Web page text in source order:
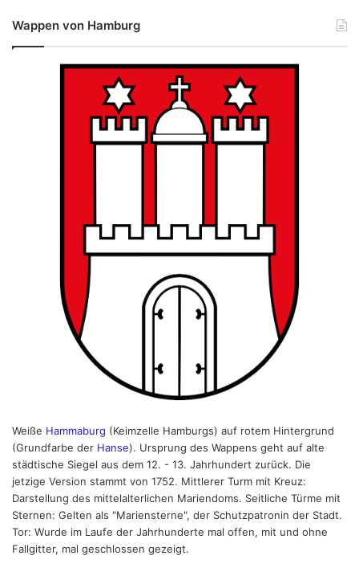
Wappen von Hamburg
Weiße Hammaburg (Keimzelle Hamburgs) auf rotem Hintergrund
(Grundfarbe der Hanse). Ursprung des Wappens geht auf alte
städtische Siegel aus dem 12. - 13. Jahrhundert zurück. Die
jetzige Version stammt von 1752. Mittlerer Turm mit Kreuz:
Darstellung des mittelalterlichen Mariendoms. Seitliche Türme mit
Sternen: Gelten als "Mariensterne", der Schutzpatronin der Stadt.
Tor: Wurde im Laufe der Jahrhunderte mal offen, mit und ohne
Fallgitter, mal geschlossen gezeigt.